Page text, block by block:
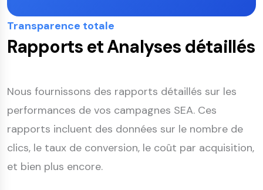
Transparence totale
Rapports et Analyses détaillés
Nous fournissons des rapports détaillés sur les
performances de vos campagnes SEA. Ces
rapports incluent des données sur le nombre de
clics, le taux de conversion, le coût par acquisition,
et bien plus encore.